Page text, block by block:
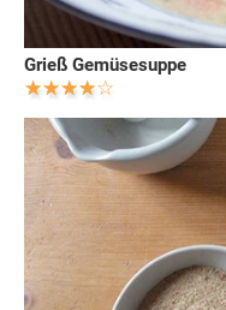
Grieß Gemüsesuppe